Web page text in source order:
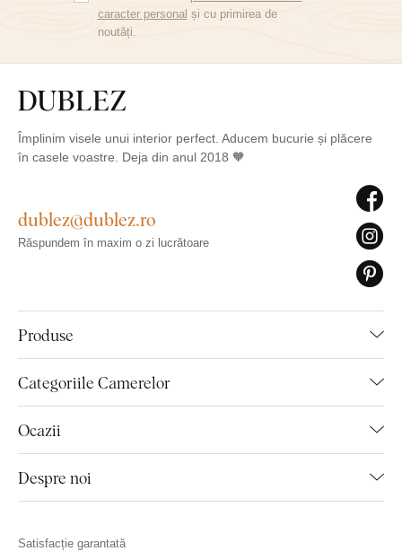
caracter personal și cu primirea de
noutăți.
Împlinim visele unui interior perfect. Aducem bucurie și plăcere
în casele voastre. Deja din anul 2018 🧡
Produse
Categoriile Camerelor
Ocazii
Despre noi
dublez@dublez.ro
Răspundem în maxim o zi lucrătoare
Satisfacție garantată